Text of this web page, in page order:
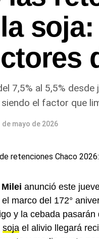
7,5% al 5,5%
el factor que
de mayo de 2026
anunció este
el marco del 172°
y la cebada
soja el alivio llegará